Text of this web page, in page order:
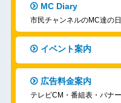
MC Diary
市民チャンネルのMC達の
イベント案内
広告料金案内
テレビCM・番組表・バナ